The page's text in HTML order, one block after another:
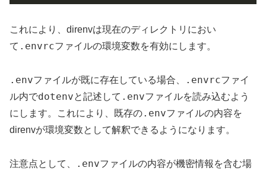
これにより、direnvは現在のディレクトリにおい
て .envrcファイルの環境変数を有効にします。
.envファイルが既に存在している場合、 .envrcファイ
ル内でdotenvと記述して .envファイルを読み込むよう
にします。これにより、既存の.envファイルの内容を
direnvが環境変数として解釈できるようになります。
注意点として、 .envファイルの内容が機密情報を含む場